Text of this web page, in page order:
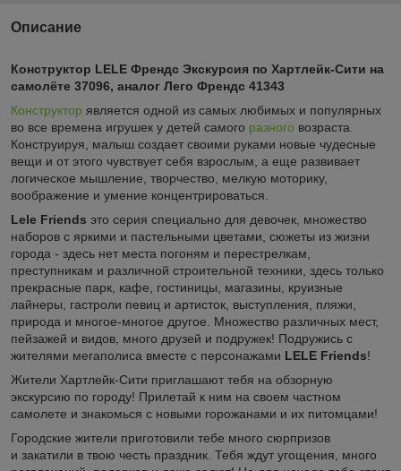
Описание
Конструктор LELE Френдс Экскурсия по Хартлейк-Сити на
самолёте 37096, аналог Лего Френдс 41343
Конструктор является одной из самых любимых и популярных
во все времена игрушек у детей самого разного возраста.
Конструируя, малыш создает своими руками новые чудесные
вещи и от этого чувствует себя взрослым, а еще развивает
логическое мышление, творчество, мелкую моторику,
воображение и умение концентрироваться.
Lele Friends это серия специально для девочек, множество
наборов с яркими и пастельными цветами, сюжеты из жизни
города - здесь нет места погоням и перестрелкам,
преступникам и различной строительной техники, здесь только
прекрасные парк, кафе, гостиницы, магазины, круизные
лайнеры, гастроли певиц и артисток, выступления, пляжи,
природа и многое-многое другое. Множество различных мест,
пейзажей и видов, много друзей и подружек! Подружись с
жителями мегаполиса вместе с персонажами LELE Friends!
Жители Хартлейк-Сити приглашают тебя на обзорную
экскурсию по городу! Прилетай к ним на своем частном
самолете и знакомься с новыми горожанами и их питомцами!
Городские жители приготовили тебе много сюрпризов
и закатили в твою честь праздник. Тебя ждут угощения, много